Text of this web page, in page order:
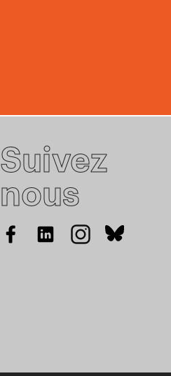
Suivez
nous